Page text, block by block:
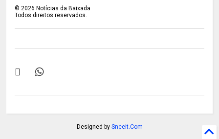
©2026 Notícias da Baixada
Todos direitos reservados.
Designed by Sneeit.Com